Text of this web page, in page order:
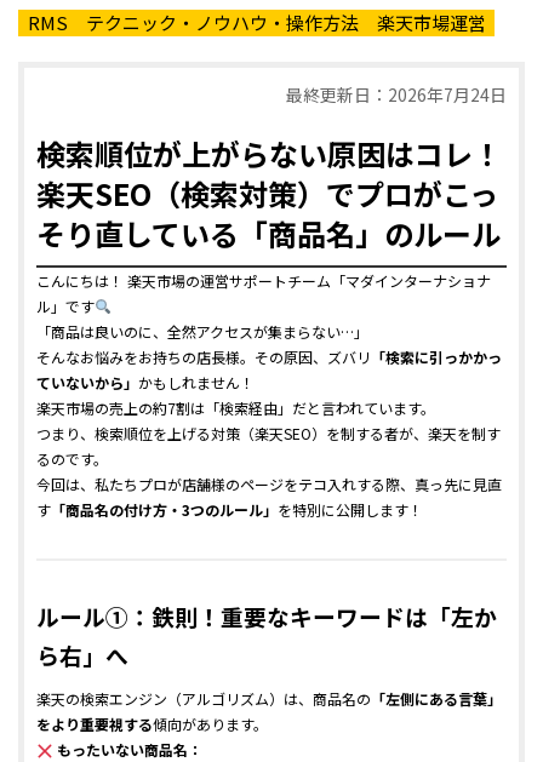
RMS テクニック・ノウハウ・操作方法 楽天市場運営
最終更新日：2026年7月24日
検索順位が上がらない原因はコレ！
楽天SEO（検索対策）でプロがこっ
そり直している「商品名」のルール
こんにちは！ 楽天市場の運営サポートチーム「マダインターナショナ
ル」です
「商品は良いのに、全然アクセスが集まらない…」
そんなお悩みをお持ちの店長様。その原因、ズバリ 「検索に引っかかっ
ていないから」 かもしれません！
楽天市場の売上の約7割は「検索経由」だと言われています。
つまり、検索順位を上げる対策（楽天SEO）を制する者が、楽天を制す
るのです。
今回は、私たちプロが店舗様のページをテコ入れする際、真っ先に見直
す 「商品名の付け方・3つのルール」 を特別に公開します！
ルール①：鉄則！重要なキーワードは「左か
ら右」へ
楽天の検索エンジン（アルゴリズム）は、商品名の 「左側にある言葉」
をより重要視する傾向があります。
もったいない商品名：